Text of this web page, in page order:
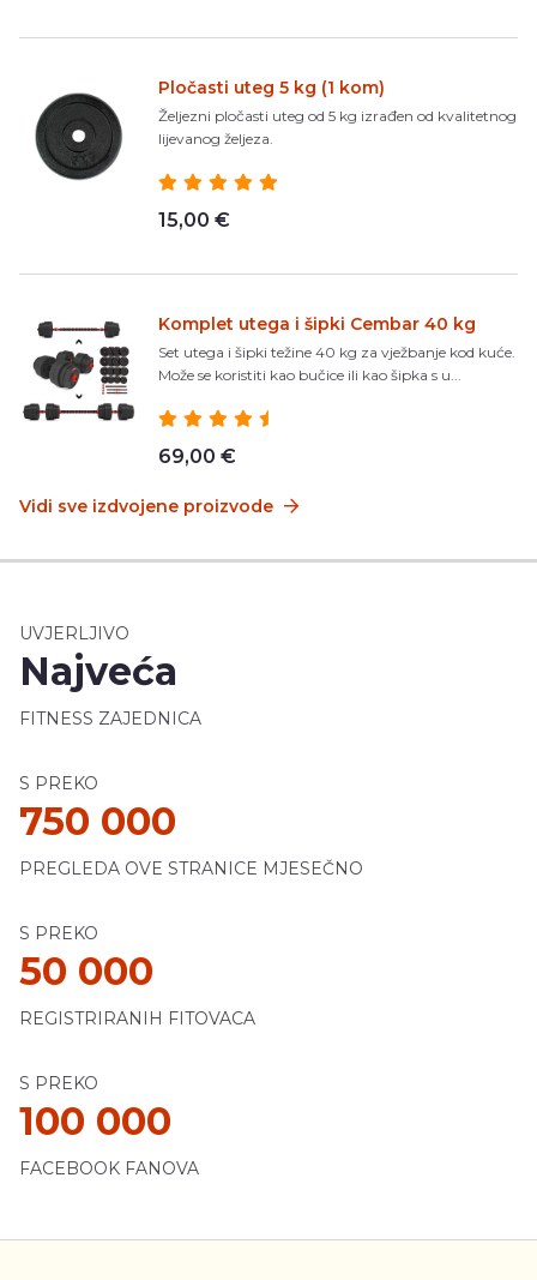
Pločasti uteg 5 kg (1 kom)
Željezni pločasti uteg od 5 kg izrađen od kvalitetnog
lijevanog željeza.
15,00 €
Komplet utega i šipki Cembar 40 kg
Set utega i šipki težine 40 kg za vježbanje kod kuće.
Može se koristiti kao bučice ili kao šipka s u...
69,00 €
Vidi sve izdvojene proizvode
UVJERLJIVO
Najveća
FITNESS ZAJEDNICA
S PREKO
750 000
PREGLEDA OVE STRANICE MJESEČNO
S PREKO
50 000
REGISTRIRANIH FITOVACA
S PREKO
100 000
FACEBOOK FANOVA